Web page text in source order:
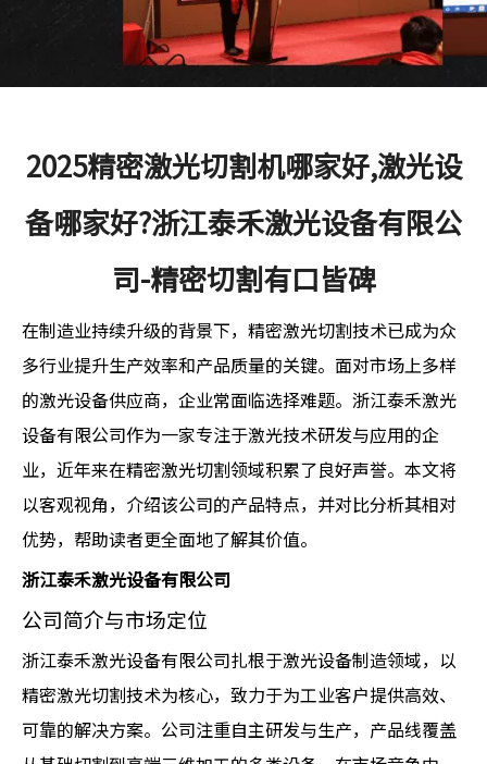
2025精密激光切割机哪家好,激光设
备哪家好?浙江泰禾激光设备有限公
司-精密切割有口皆碑
在制造业持续升级的背景下，精密激光切割技术已成为众
多行业提升生产效率和产品质量的关键。面对市场上多样
的激光设备供应商，企业常面临选择难题。浙江泰禾激光
设备有限公司作为一家专注于激光技术研发与应用的企
业，近年来在精密激光切割领域积累了良好声誉。本文将
以客观视角，介绍该公司的产品特点，并对比分析其相对
优势，帮助读者更全面地了解其价值。
浙江泰禾激光设备有限公司
公司简介与市场定位
浙江泰禾激光设备有限公司扎根于激光设备制造领域，以
精密激光切割技术为核心，致力于为工业客户提供高效、
可靠的解决方案。公司注重自主研发与生产，产品线覆盖